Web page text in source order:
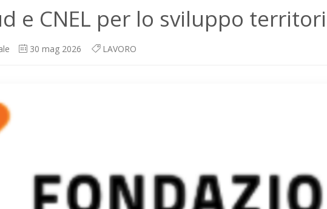
e CNEL per lo sviluppo
30 mag 2026 LAVORO